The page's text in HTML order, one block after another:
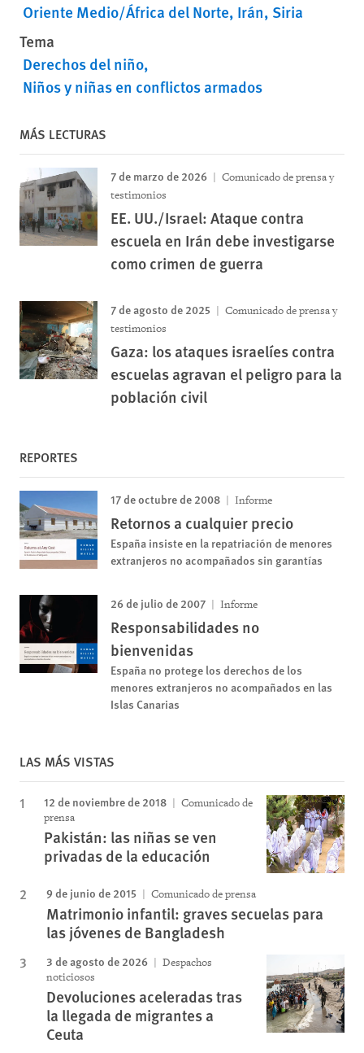
Oriente Medio/África del Norte Irán Siria
Tema
Derechos del niño
Niños y niñas en conflictos armados
MÁS LECTURAS
7 de marzo de 2026
Comunicado de prensa y
testimonios
EE. UU./Israel: Ataque contra
escuela en Irán debe investigarse
como crimen de guerra
7 de agosto de 2025
Comunicado de prensa y
testimonios
Gaza: los ataques israelíes contra
escuelas agravan el peligro para la
población civil
REPORTES
17 de octubre de 2008 Informe
Retornos a cualquier precio
España insiste en la repatriación de menores
extranjeros no acompañados sin garantías
26 de julio de 2007 Informe
Responsabilidades no
bienvenidas
España no protege los derechos de los
menores extranjeros no acompañados en las
Islas Canarias
LAS MÁS VISTAS
12 de noviembre de 2018
Comunicado de
prensa
Pakistán: las niñas se ven
privadas de la educación
9 de junio de 2015 Comunicado de prensa
Matrimonio infantil: graves secuelas para
las jóvenes de Bangladesh
3 de agosto de 2026
Despachos
noticiosos
Devoluciones aceleradas tras
la llegada de migrantes a
Ceuta